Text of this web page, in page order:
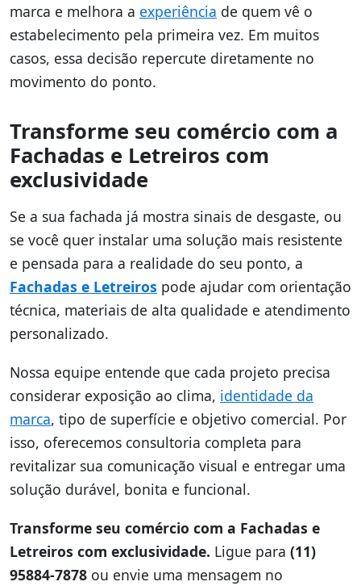
marca e melhora a experiência de quem vê o
estabelecimento pela primeira vez. Em muitos
casos, essa decisão repercute diretamente no
movimento do ponto.
Transforme seu comércio com a
Fachadas e Letreiros com
exclusividade
Se a sua fachada já mostra sinais de desgaste, ou
se você quer instalar uma solução mais resistente
e pensada para a realidade do seu ponto, a
Fachadas e Letreiros pode ajudar com orientação
técnica, materiais de alta qualidade e atendimento
personalizado.
Nossa equipe entende que cada projeto precisa
considerar exposição ao clima, identidade da
marca, tipo de superfície e objetivo comercial. Por
isso, oferecemos consultoria completa para
revitalizar sua comunicação visual e entregar uma
solução durável, bonita e funcional.
Transforme seu comércio com a Fachadas e
Letreiros com exclusividade. Ligue para (11)
95884-7878 ou envie uma mensagem no